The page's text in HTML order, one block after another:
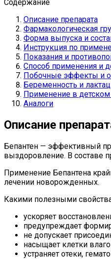
Содержание
Описание препарата
Фармакологическая
Форма выпуска и
Инструкция по
Показания и
Способ применения и
Побочные эффекты и
Беременность и
Применение в детском
Аналоги
Описание
Бепантен — эффективный
выздоровление. В составе
Применение Бепантена
лечении новорожденных.
Какими полезными
ускоряет
предупреждает
не допускает
насыщает клетки
устраняет отеки,